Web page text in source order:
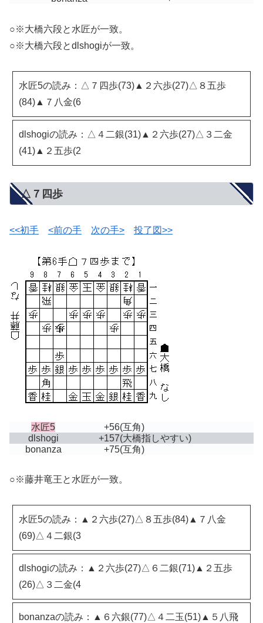
○※大橋六段と水匠が一致。
○※大橋六段とdlshogiが一致。
水匠5の読み：△７四歩(73)▲２六歩(27)△８五歩
(84)▲７八金(6
dlshogiの読み：△４二銀(31)▲２六歩(27)△３二金
(41)▲２五歩(2
△７四歩
<<初手 <前の手 次の手> 投了図>>
水匠5 +56(互角)
dlshogi
+157(大橋指しやすい)
bonanza
+75(互角)
○※藤井竜王と水匠が一致。
水匠5の読み：▲２六歩(27)△８五歩(84)▲７八金
(69)△４二銀(3
dlshogiの読み：▲２六歩(27)△６二銀(71)▲２五歩
(26)△３二金(4
bonanzaの読み：▲６六銀(77)△４二玉(51)▲５八飛